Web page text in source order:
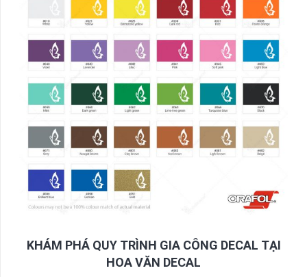
KHÁM PHÁ QUY TRÌNH GIA CÔNG DECAL TẠI
HOA VĂN DECAL